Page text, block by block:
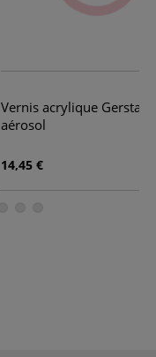
Vernis acrylique
aérosol
14,45 €